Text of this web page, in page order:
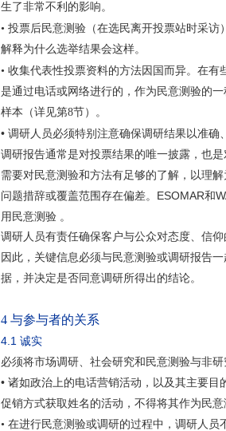
生了非常不利的影响。
• 投票后民意测验（在选民离开投票站时采
解释为什么选举结果会这样。
• 收集代表性投票资料的方法因国而异。在
是通过电话或网络进行的，作为民意测验的
样本（详见第8节）。
• 调研人员必须特别注意确保调研结果以准
调研报告通常是对投票结果的唯一披露，也
需要对民意测验和方法有足够的了解，以理
问题措辞或覆盖范围存在偏差。ESOMAR和
用民意测验 。
调研人员有责任确保客户与公众对态度、信
因此，关键信息必须与民意测验或调研报告
据，并决定是否同意调研所得出的结论。
4 与参与者的关系
4.1 诚实
必须将市场调研、社会研究和民意测验与非
• 诸如政治上的电话营销活动，以及其主要
促销方式获取姓名的活动，不得将其作为民意
• 在进行民意测验或调研的过程中，调研人员